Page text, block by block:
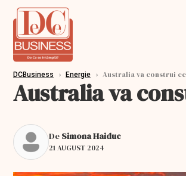
DCBusiness › Energie › Australia va construi
Australia va
De Simona Haiduc
21 AUGUST 2024